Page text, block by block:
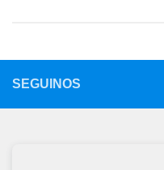
SEGUINOS